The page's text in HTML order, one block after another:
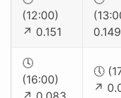
(12:00)
↗ 0.151
0.149
🕓
(16:00)
🕔
↗